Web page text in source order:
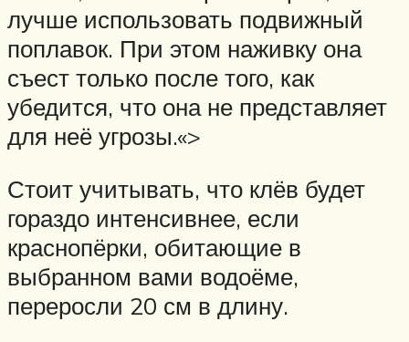
лучше использовать подвижный
поплавок. При этом наживку она
съест только после того, как
убедится, что она не представляет
для неё угрозы.«>
Стоит учитывать, что клёв будет
гораздо интенсивнее, если
краснопёрки, обитающие в
выбранном вами водоёме,
переросли 20 см в длину.